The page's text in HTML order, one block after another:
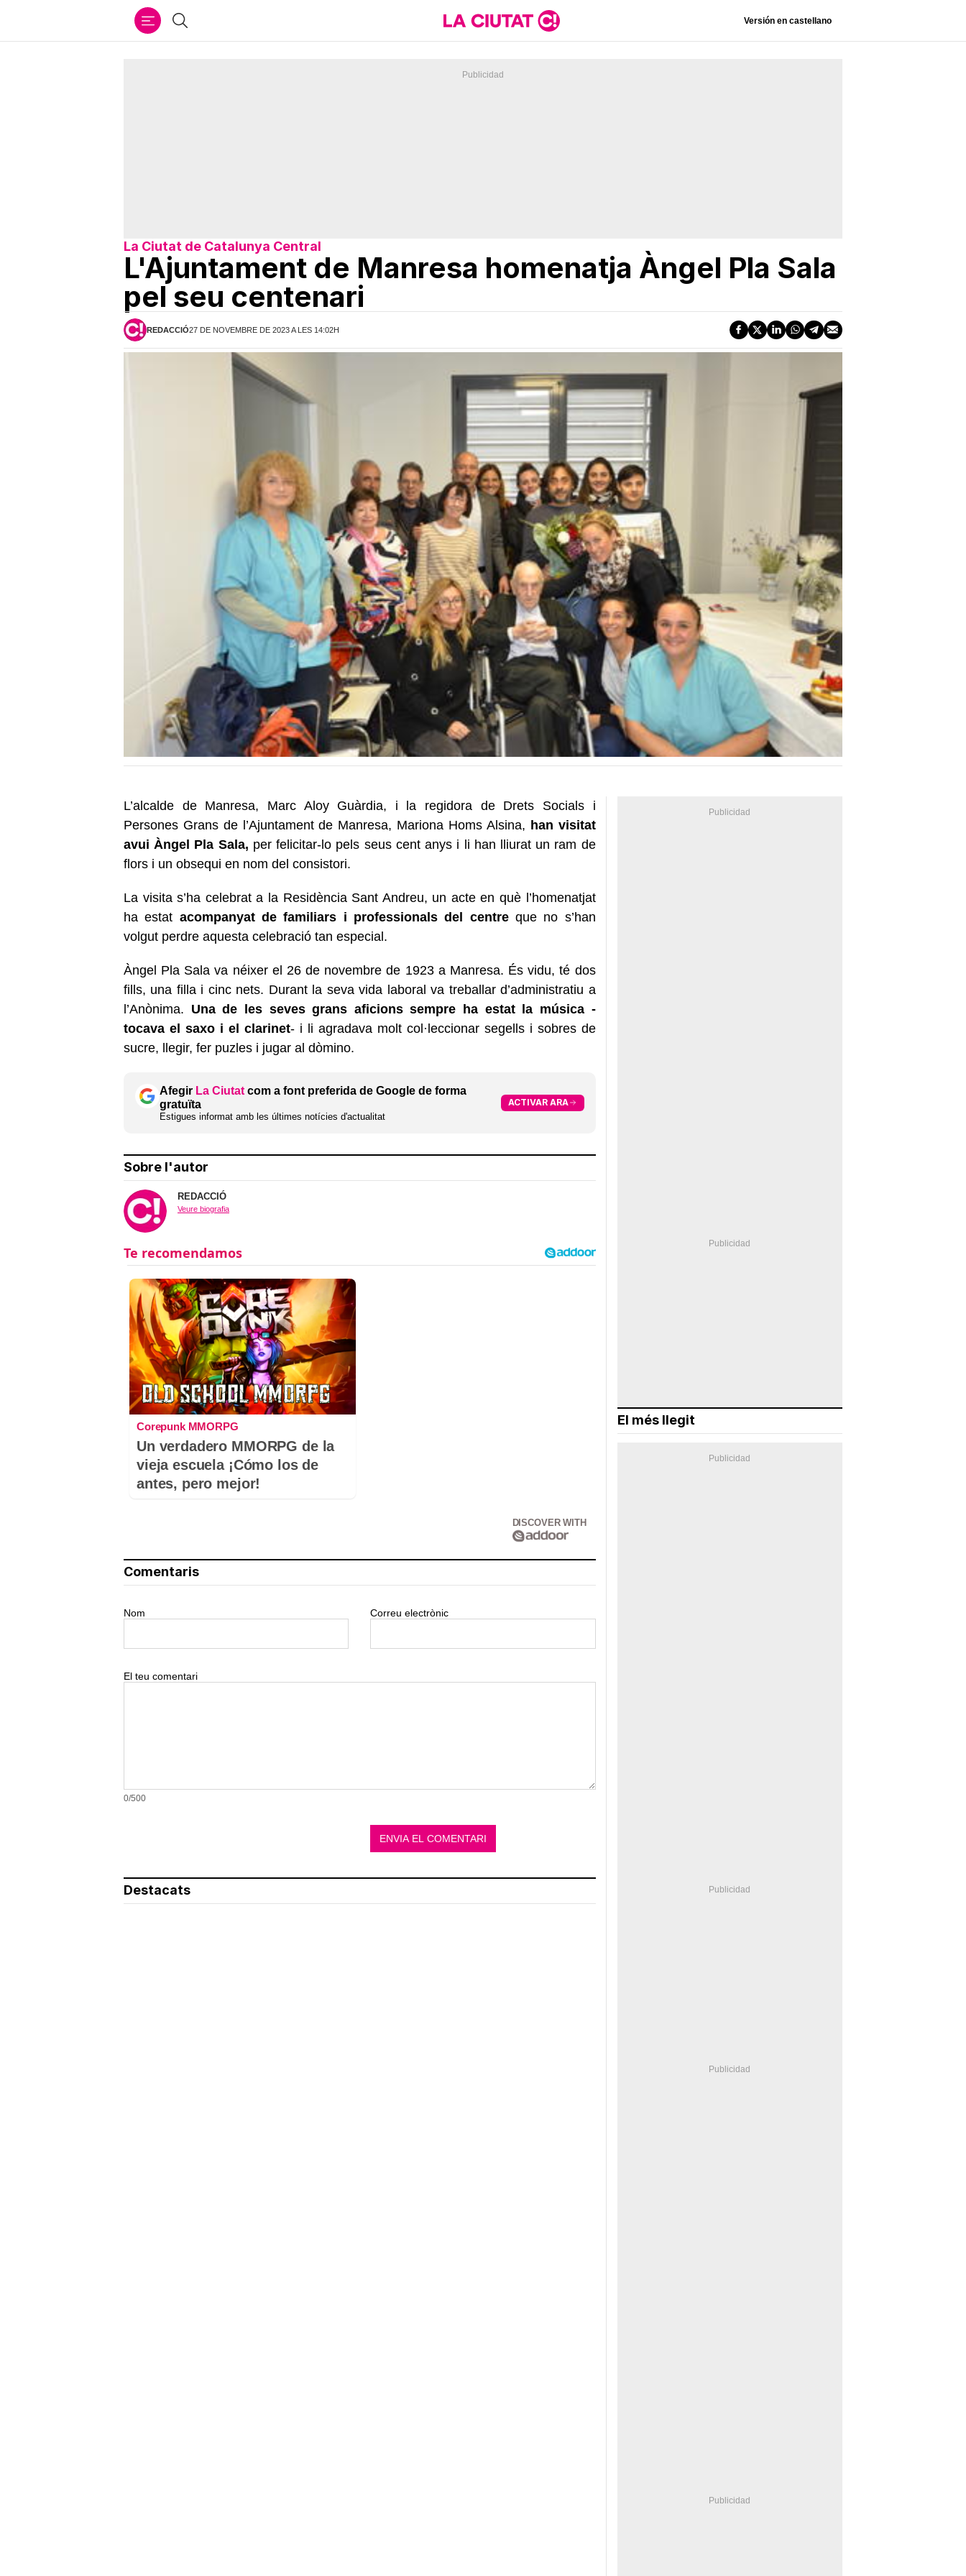
Cercar Versión en castellano
La Ciutat de Catalunya Central
L'Ajuntament de Manresa homenatja Àngel Pla Sala
pel seu centenari
REDACCIÓ27 DE NOVEMBRE DE 2023 A LES 14:02H
L’alcalde de Manresa, Marc Aloy Guàrdia, i la regidora de Drets Socials i
Persones Grans de l’Ajuntament de Manresa, Mariona Homs Alsina, han visitat
avui Àngel Pla Sala, per felicitar-lo pels seus cent anys i li han lliurat un ram de
flors i un obsequi en nom del consistori.
La visita s’ha celebrat a la Residència Sant Andreu, un acte en què l’homenatjat
ha estat acompanyat de familiars i professionals del centreque no s’han
volgut perdre aquesta celebració tan especial.
Àngel Pla Sala va néixer el 26 de novembre de 1923 a Manresa. És vidu, té dos
fills, una filla i cinc nets. Durant la seva vida laboral va treballar d’administratiu a
l’Anònima. Una de les seves grans aficions sempre ha estat la música -
tocava el saxo i el clarinet- i li agradava molt col·leccionar segells i sobres de
sucre, llegir, fer puzles i jugar al dòmino.
Afegir La Ciutat com a font preferida de Google de forma
gratuïta
Estigues informat amb les últimes notícies d'actualitat
ACTIVAR ARA
Sobre l'autor
REDACCIÓ
Veure biografia
Corepunk MMORPG
Un verdadero MMORPG de la
vieja escuela ¡Cómo los de
antes, pero mejor!
DISCOVER WITH
Comentaris
Nom Correu electrònic
El teu comentari
0/500
Destacats
El més llegit